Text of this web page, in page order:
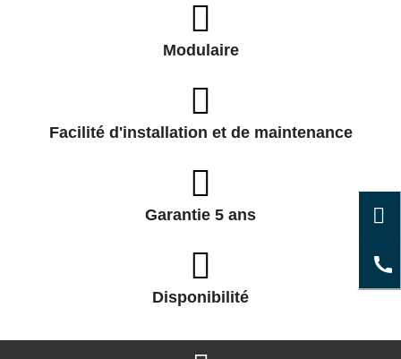
Modulaire
Facilité d'installation et de maintenance
Garantie 5 ans
Disponibilité